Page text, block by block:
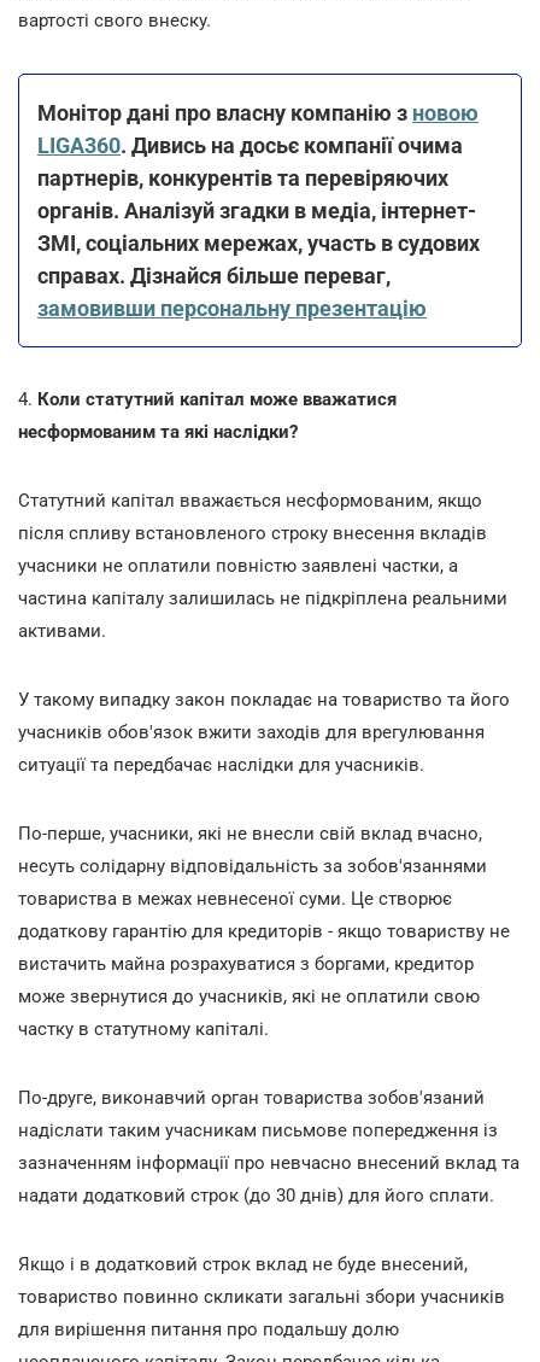
вартості свого внеску.
Монітор дані про власну компанію з новою
LIGA360. Дивись на досьє компанії очима
партнерів, конкурентів та перевіряючих
органів. Аналізуй згадки в медіа, інтернет-
ЗМІ, соціальних мережах, участь в судових
справах. Дізнайся більше переваг,
замовивши персональну презентацію
4. Коли статутний капітал може вважатися
несформованим та які наслідки?
Статутний капітал вважається несформованим, якщо
після спливу встановленого строку внесення вкладів
учасники не оплатили повністю заявлені частки, а
частина капіталу залишилась не підкріплена реальними
активами.
У такому випадку закон покладає на товариство та його
учасників обов'язок вжити заходів для врегулювання
ситуації та передбачає наслідки для учасників.
По-перше, учасники, які не внесли свій вклад вчасно,
несуть солідарну відповідальність за зобов'язаннями
товариства в межах невнесеної суми. Це створює
додаткову гарантію для кредиторів - якщо товариству не
вистачить майна розрахуватися з боргами, кредитор
може звернутися до учасників, які не оплатили свою
частку в статутному капіталі.
По-друге, виконавчий орган товариства зобов'язаний
надіслати таким учасникам письмове попередження із
зазначенням інформації про невчасно внесений вклад та
надати додатковий строк (до 30 днів) для його сплати.
Якщо і в додатковий строк вклад не буде внесений,
товариство повинно скликати загальні збори учасників
для вирішення питання про подальшу долю